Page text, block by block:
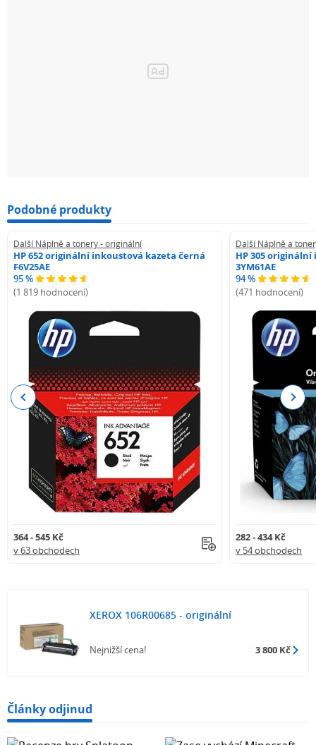
Podobné produkty
Další Náplně a tonery - originální
HP 652 originální inkoustová kazeta černá
F6V25AE
95 %
(1 819 hodnocení)
364 - 545 Kč
v 63 obchodech
Další Náplně a
HP 305
3YM61AE
94 %
(471 hodnocení)
282 - 434 Kč
v 54 obchodech
Previous Next
XEROX 106R00685 - originální
Nejnižší cena! 3 800 Kč
Články odjinud